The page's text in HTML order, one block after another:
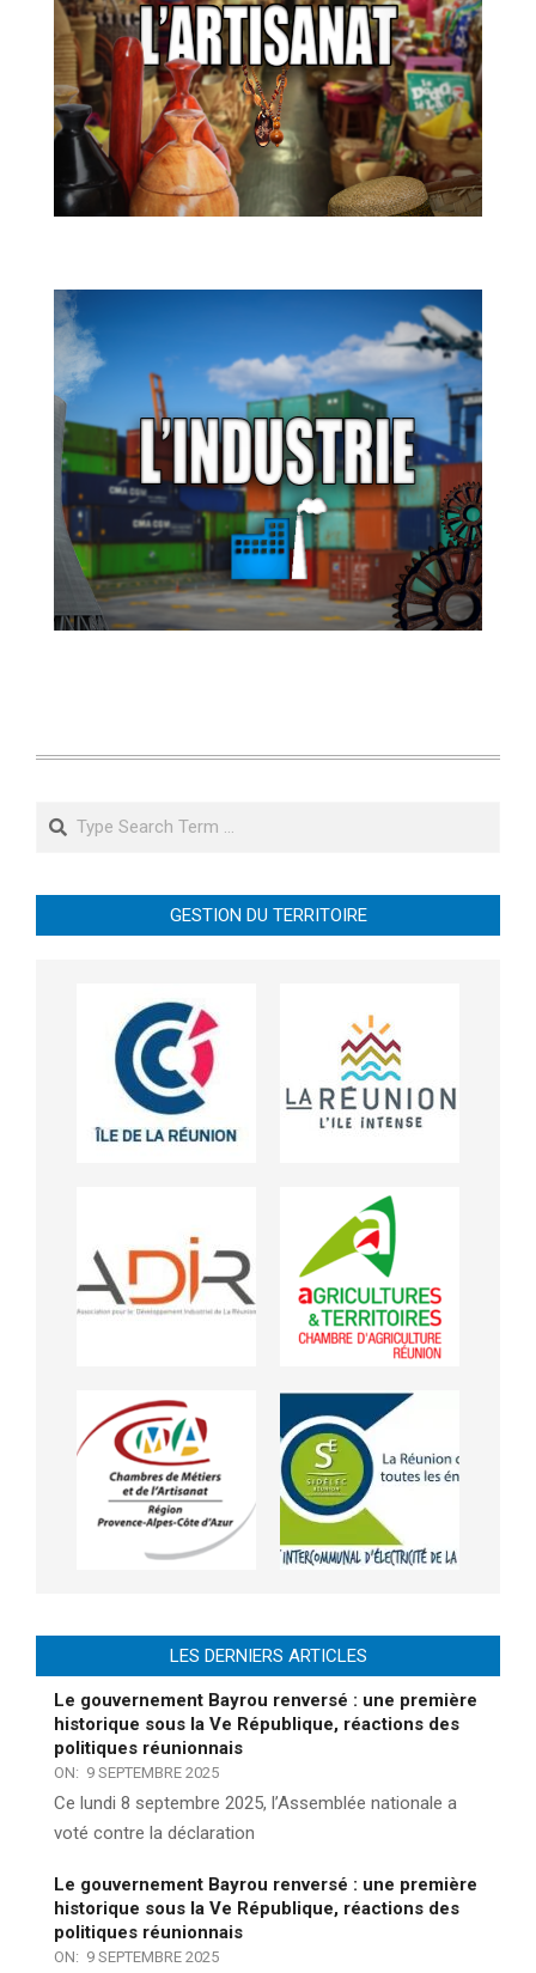
Search
GESTION DU TERRITOIRE
LES DERNIERS ARTICLES
Le gouvernement Bayrou renversé : une première
historique sous la Ve République, réactions des
politiques réunionnais
ON: 9 SEPTEMBRE 2025
Ce lundi 8 septembre 2025, l’Assemblée nationale a
voté contre la déclaration
Le gouvernement Bayrou renversé : une première
historique sous la Ve République, réactions des
politiques réunionnais
ON: 9 SEPTEMBRE 2025